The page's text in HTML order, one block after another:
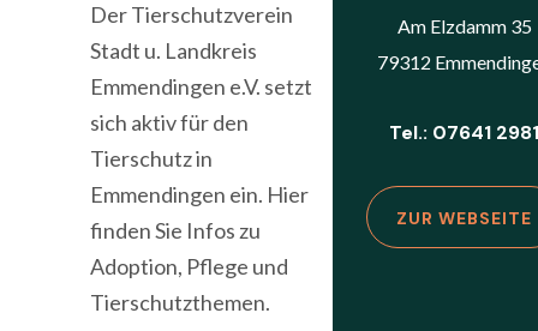
Der Tierschutzverein
Stadt u. Landkreis
Emmendingen e.V. setzt
sich aktiv für den
Tierschutz in
Emmendingen ein. Hier
finden Sie Infos zu
Adoption, Pflege und
Tierschutzthemen.
Am Elzdamm 35
79312
Tel.: 07641
ZUR WEBSEITE